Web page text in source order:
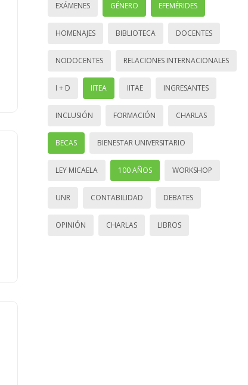
EXÁMENES GÉNERO EFEMÉRIDES
HOMENAJES BIBLIOTECA DOCENTES
NODOCENTES RELACIONES INTERNACIONALES
I + D IITEA IITAE INGRESANTES
INCLUSIÓN FORMACIÓN CHARLAS
BECAS BIENESTAR UNIVERSITARIO
LEY MICAELA 100 AÑOS WORKSHOP
UNR CONTABILIDAD DEBATES
OPINIÓN CHARLAS LIBROS